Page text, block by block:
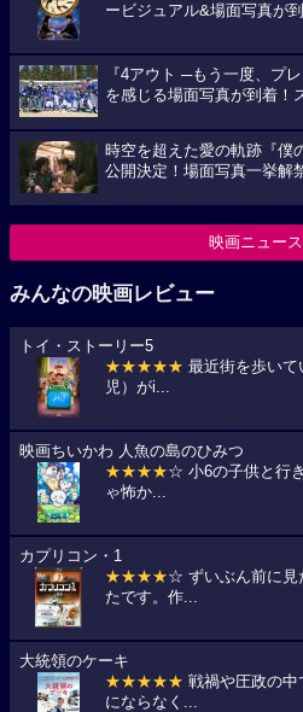
ービジュアル&場面写真が
『4アウト ─もう一度、プ
を感じる場面写真が到着！
時空を超えた愛の軌跡『僕
公開決定！場面写真一挙解
映画ニュー
みんなの映画レビュー
トイ・ストーリー5
★★★★★ 最近街を歩いて
児）がi...
映画ちいかわ 人魚の島のひみつ
★★★★☆ 小6の子供と行
ゃ怖か...
カプリコン・1
★★★★☆ ずいぶん前に見
たです。作...
大統領のケーキ
★★★★★ 戦禍や圧政の
にならなく...